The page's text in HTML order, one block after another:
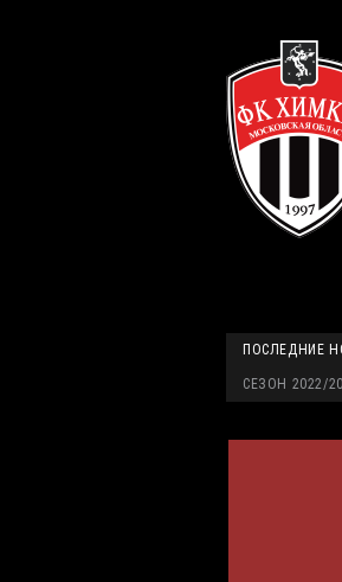
ПОСЛЕДНИЕ
СЕЗОН 2022/